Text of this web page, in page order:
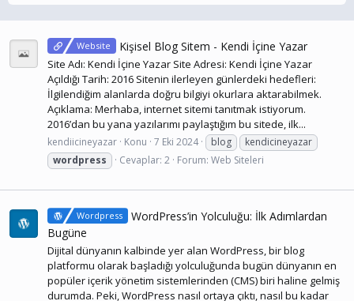
Website Kişisel Blog Sitem - Kendi İçine Yazar
Site Adı: Kendi İçine Yazar Site Adresi: Kendi İçine Yazar
Açıldığı Tarih: 2016 Sitenin ilerleyen günlerdeki hedefleri:
İlgilendiğim alanlarda doğru bilgiyi okurlara aktarabilmek.
Açıklama: Merhaba, internet sitemi tanıtmak istiyorum.
2016’dan bu yana yazılarımı paylaştığım bu sitede, ilk...
kendiicineyazar Konu 7 Eki 2024 blog
kendicineyazar
wordpress
Cevaplar: 2 Forum: Web Siteleri
Wordpress
WordPress’in Yolculuğu: İlk Adımlardan
Bugüne
Dijital dünyanın kalbinde yer alan WordPress, bir blog
platformu olarak başladığı yolculuğunda bugün dünyanın en
popüler içerik yönetim sistemlerinden (CMS) biri haline gelmiş
durumda. Peki, WordPress nasıl ortaya çıktı, nasıl bu kadar